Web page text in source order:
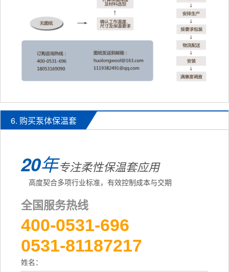
6. 购买泵体保温套
20年专注柔性保温套应用
高度契合多项行业标准，有效控制成本与交期
全国服务热线
400-0531-696
0531-81187217
姓名：